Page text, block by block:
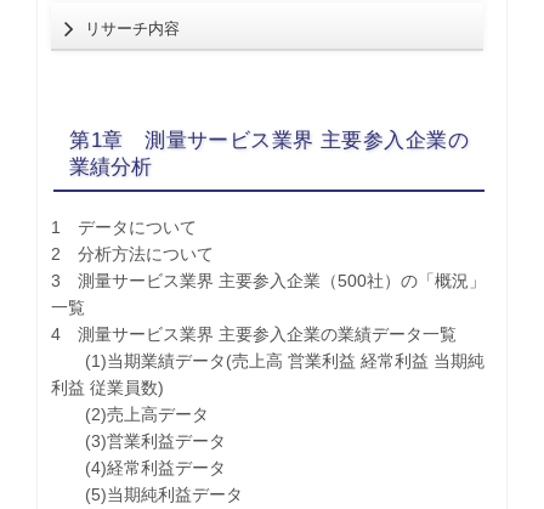
リサーチ内容
第1章 測量サービス業界 主要参入企業の
業績分析
1 データについて
2 分析方法について
3 測量サービス業界 主要参入企業（500社）の「概況」
一覧
4 測量サービス業界 主要参入企業の業績データ一覧
(1)当期業績データ(売上高 営業利益 経常利益 当期純
利益 従業員数)
(2)売上高データ
(3)営業利益データ
(4)経常利益データ
(5)当期純利益データ